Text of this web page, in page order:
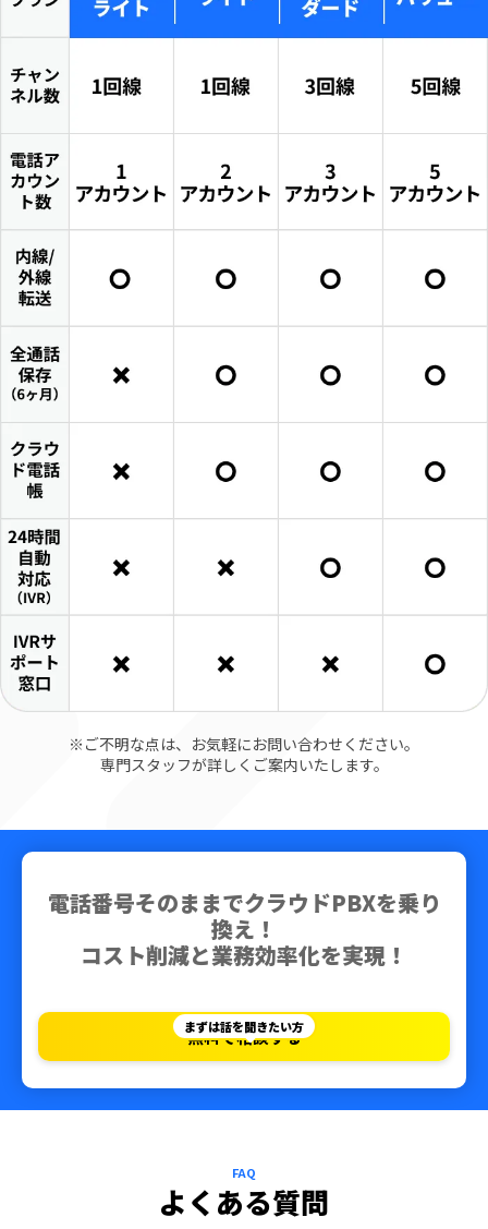
※ご不明な点は、お気軽にお問い合わせください。
専門スタッフが詳しくご案内いたします。
電話番号そのままでクラウドPBXを乗り
換え！
コスト削減と業務効率化を実現！
まずは話を聞きたい方
無料で相談する
FAQ
よくある質問